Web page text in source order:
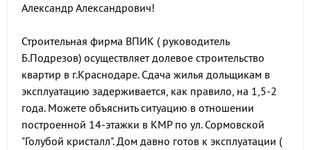
Александр Александрович!
Строительная фирма ВПИК ( руководитель
Б.Подрезов) осуществляет долевое строительство
квартир в г.Краснодаре. Сдача жилья дольщикам в
эксплуатацию задерживается, как правило, на 1,5-2
года. Можете объяснить ситуацию в отношении
построенной 14-этажки в КМР по ул. Сормовской
"Голубой кристалл". Дом давно готов к эксплуатации (